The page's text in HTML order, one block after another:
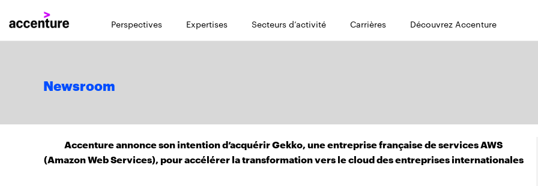
Perspectives Expertises Secteurs d’activité Carrières Découvrez Accenture
Newsroom
Accenture annonce son intention d’acquérir Gekko, une entreprise française de services AWS
(Amazon Web Services), pour accélérer la transformation vers le cloud des entreprises internationales